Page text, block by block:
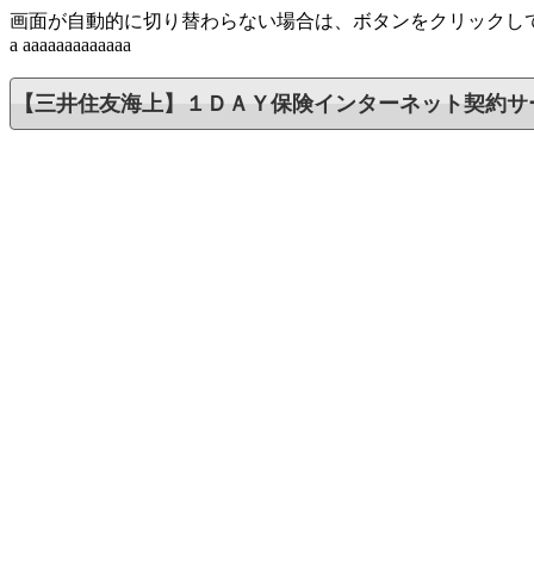
画面が自動的に切り替わらない場合は、 ボタンをクリックし
a aaaaaaaaaaaaa